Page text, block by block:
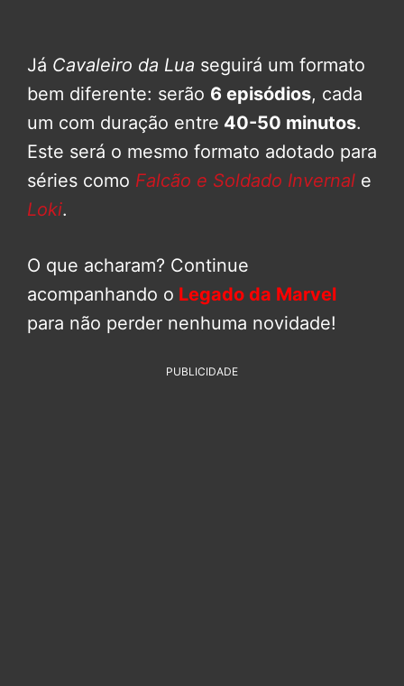
Já Cavaleiro da Lua seguirá um formato
bem diferente: serão 6 episódios, cada
um com duração entre 40-50 minutos.
Este será o mesmo formato adotado para
séries como Falcão e Soldado Invernal e
Loki.
O que acharam? Continue
acompanhando o Legado da Marvel
para não perder nenhuma novidade!
PUBLICIDADE